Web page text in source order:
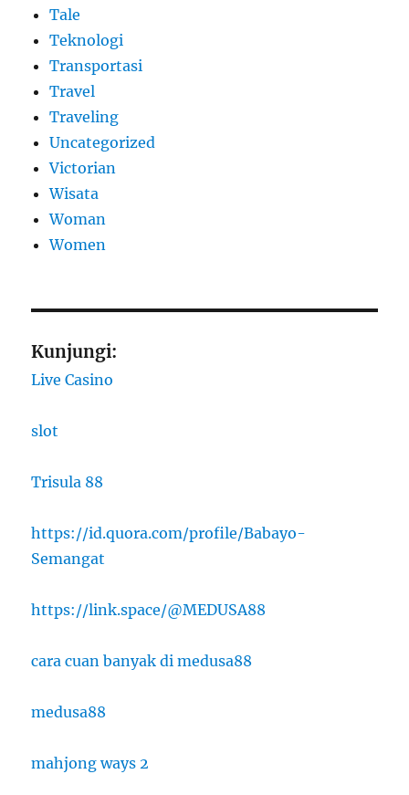
Tale
Teknologi
Transportasi
Travel
Traveling
Uncategorized
Victorian
Wisata
Woman
Women
Kunjungi:
Live Casino
slot
Trisula 88
https://id.quora.com/profile/Babayo-
Semangat
https://link.space/@MEDUSA88
cara cuan banyak di medusa88
medusa88
mahjong ways 2